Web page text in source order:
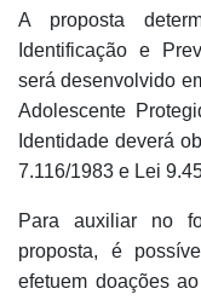
A proposta
Identificação e
será desenvolvido
Adolescente
Identidade deverá
7.116/1983 e Lei
Para auxiliar no
proposta, é
efetuem doações